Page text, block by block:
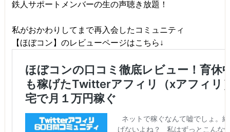
鉄人サポートメンバーの生の声聴き放題！
私がおかわりしてまで再入会したコミュニティ
【ほぼコン】のレビューページはこちら↓